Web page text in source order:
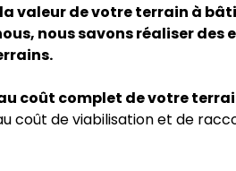
la valeur de votre terrain à
nous savons réaliser des
coût complet de votre
coût de viabilisation et de